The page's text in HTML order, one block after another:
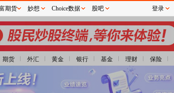
期货 外汇 黄金 银行 基金 理财 保险
期货 妙想 Choice数据 股吧 登录